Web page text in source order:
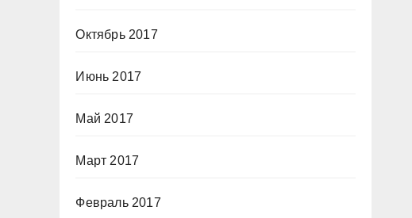
Октябрь 2017
Июнь 2017
Май 2017
Март 2017
Февраль 2017